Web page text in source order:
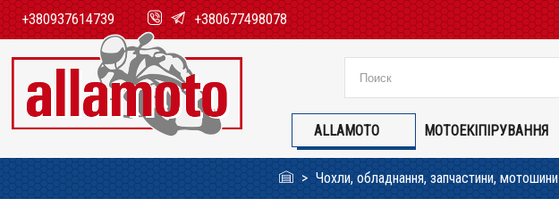
+380937614739 +380677498078
ALLAMOTO МОТОЕКІПІРУВАННЯ
Чохли, обладнання, запчастини, мотошини